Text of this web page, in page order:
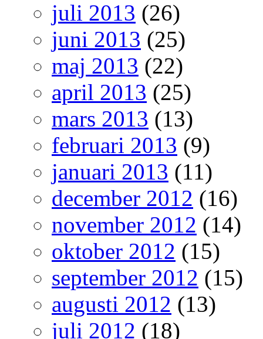
juli 2013 (26)
juni 2013 (25)
maj 2013 (22)
april 2013 (25)
mars 2013 (13)
februari 2013 (9)
januari 2013 (11)
december 2012 (16)
november 2012 (14)
oktober 2012 (15)
september 2012 (15)
augusti 2012 (13)
juli 2012 (18)